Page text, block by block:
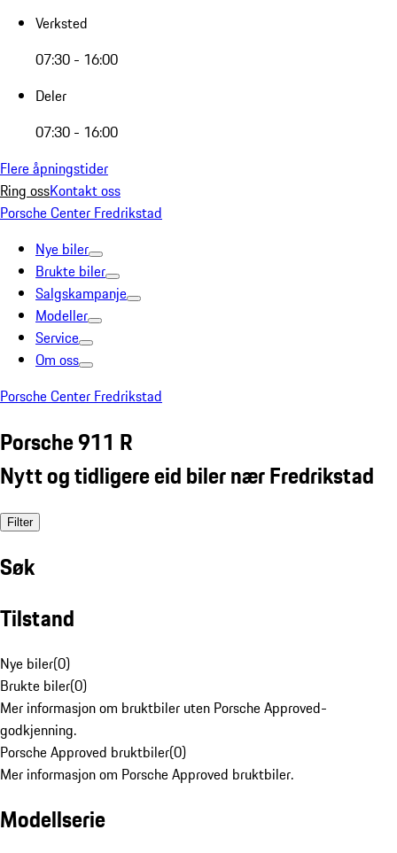
Verksted
07:30 - 16:00
Deler
07:30 - 16:00
Flere åpningstider
Ring ossKontakt oss
Porsche Center Fredrikstad
Nye biler
Brukte biler
Salgskampanje
Modeller
Service
Om oss
Porsche Center Fredrikstad
Porsche 911 R
Nytt og tidligere eid biler nær Fredrikstad
Filter
Søk
Tilstand
Nye biler(0)
Brukte biler(0)
Mer informasjon om bruktbiler uten Porsche Approved-
godkjenning.
Porsche Approved bruktbiler(0)
Mer informasjon om Porsche Approved bruktbiler.
Modellserie